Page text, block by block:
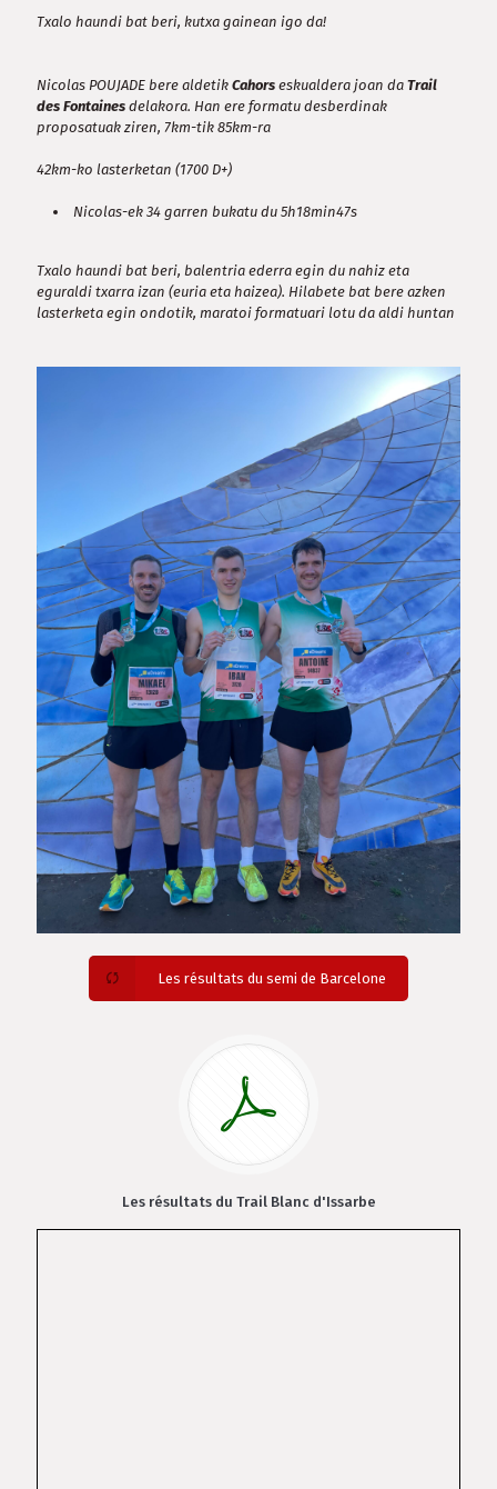
Txalo haundi bat beri, kutxa gainean igo da!
Nicolas POUJADE bere aldetik Cahors eskualdera joan da Trail
des Fontaines delakora. Han ere formatu desberdinak
proposatuak ziren, 7km-tik 85km-ra
42km-ko lasterketan (1700 D+)
Nicolas-ek 34 garren bukatu du 5h18min47s
Txalo haundi bat beri, balentria ederra egin du nahiz eta
eguraldi txarra izan (euria eta haizea). Hilabete bat bere azken
lasterketa egin ondotik, maratoi formatuari lotu da aldi huntan
Les résultats du semi de Barcelone
Les résultats du Trail Blanc d'Issarbe